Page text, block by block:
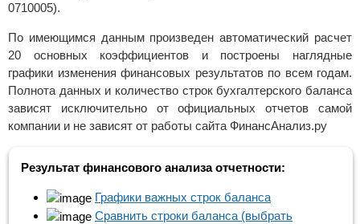
0710005).
По имеющимся данным произведен автоматический расчет
20 основных коэффициентов и построены наглядные
графики изменения финансовых результатов по всем годам.
Полнота данных и количество строк бухгалтерского баланса
зависят исключительно от официальных отчетов самой
компании и не зависят от работы сайта ФинансАнализ.ру
Результат финансового анализа отчетности:
Графики важных строк баланса
Сравнить строки баланса (выбрать